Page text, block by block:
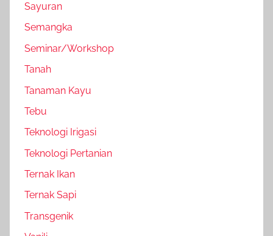
Sayuran
Semangka
Seminar/Workshop
Tanah
Tanaman Kayu
Tebu
Teknologi Irigasi
Teknologi Pertanian
Ternak Ikan
Ternak Sapi
Transgenik